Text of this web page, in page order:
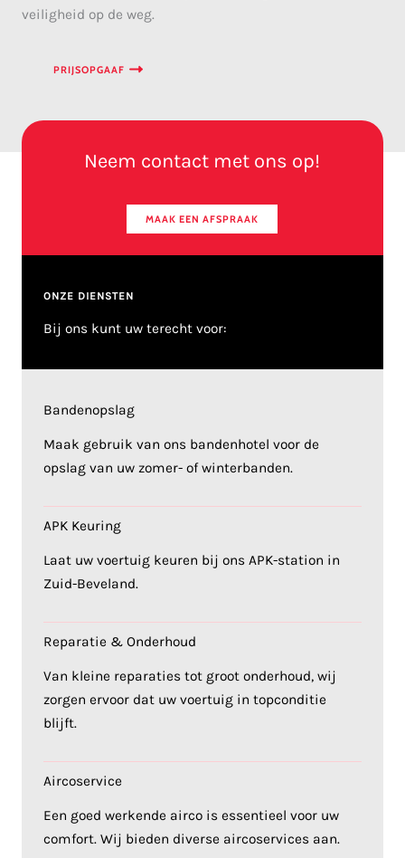
veiligheid op de weg.
PRIJSOPGAAF
Neem contact met ons op!
MAAK EEN AFSPRAAK
ONZE DIENSTEN
Bij ons kunt uw terecht voor:
Bandenopslag
Maak gebruik van ons bandenhotel voor de
opslag van uw zomer- of winterbanden.
APK Keuring
Laat uw voertuig keuren bij ons APK-station in
Zuid-Beveland.
Reparatie & Onderhoud
Van kleine reparaties tot groot onderhoud, wij
zorgen ervoor dat uw voertuig in topconditie
blijft.
Aircoservice
Een goed werkende airco is essentieel voor uw
comfort. Wij bieden diverse aircoservices aan.